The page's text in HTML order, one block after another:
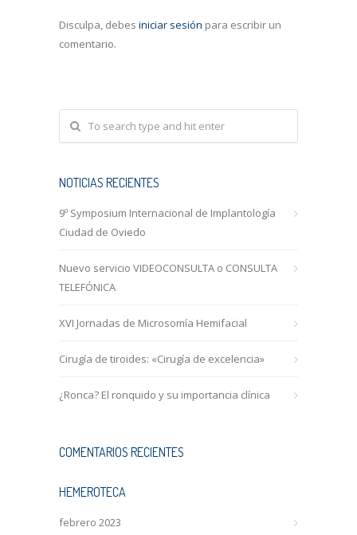
Disculpa, debes iniciar sesión para escribir un
comentario.
NOTICIAS RECIENTES
9º Symposium Internacional de Implantología
Ciudad de Oviedo
Nuevo servicio VIDEOCONSULTA o CONSULTA
TELEFÓNICA
XVI Jornadas de Microsomía Hemifacial
Cirugía de tiroides: «Cirugía de excelencia»
¿Ronca? El ronquido y su importancia clínica
COMENTARIOS RECIENTES
HEMEROTECA
febrero 2023